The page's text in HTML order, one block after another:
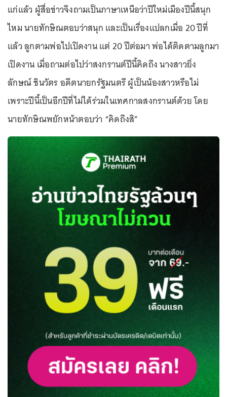
แก่แล้ว ผู้สื่อข่าวจึงถามเป็นภาษาเหนือว่าปีใหม่เมืองปีนี้สนุก
ไหม นายทักษิณตอบว่าสนุก และเป็นเรื่องแปลกเมื่อ 20 ปีที่
แล้ว ลูกตามพ่อไปเปิดงาน แต่ 20 ปีต่อมา พ่อได้ติดตามลูกมา
เปิดงาน เมื่อถามต่อไปว่าสงกรานต์ปีนี้คิดถึง นางสาวยิ่ง
ลักษณ์ ชินวัตร อดีตนายกรัฐมนตรี ผู้เป็นน้องสาวหรือไม่
เพราะปีนี้เป็นอีกปีที่ไม่ได้ร่วมในเทศกาลสงกรานต์ด้วย โดย
นายทักษิณพยักหน้าตอบว่า “คิดถึงสิ”